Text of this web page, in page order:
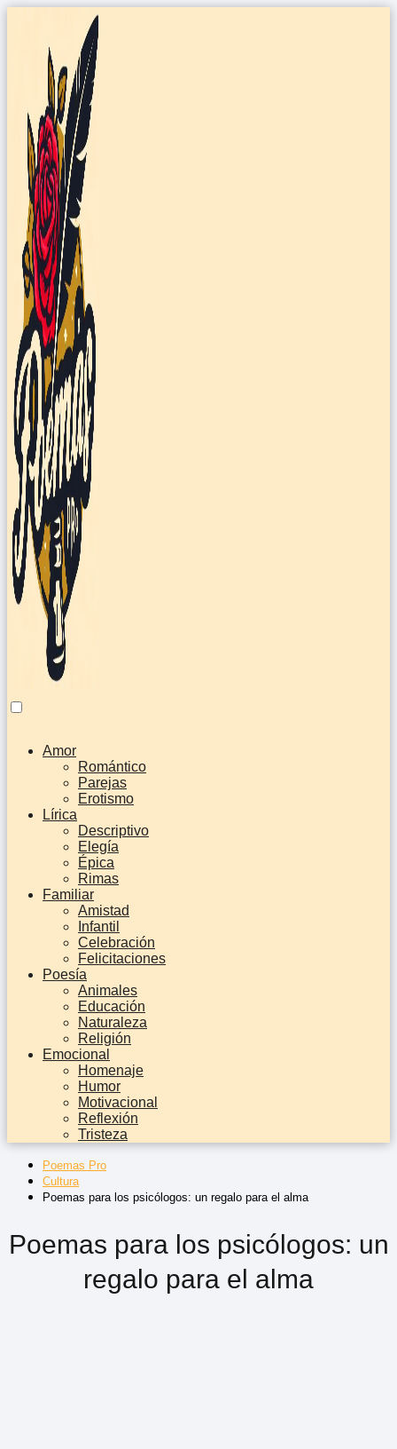
Amor
Romántico
Parejas
Erotismo
Lírica
Descriptivo
Elegía
Épica
Rimas
Familiar
Amistad
Infantil
Celebración
Felicitaciones
Poesía
Animales
Educación
Naturaleza
Religión
Emocional
Homenaje
Humor
Motivacional
Reflexión
Tristeza
Poemas Pro
Cultura
Poemas para los psicólogos: un regalo para el alma
Poemas para los psicólogos: un
regalo para el alma